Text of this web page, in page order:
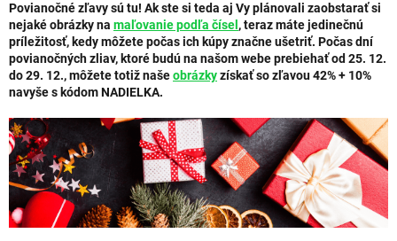
Povianočné zľavy sú tu! Ak ste si teda aj Vy plánovali zaobstarať si
nejaké obrázky na maľovanie podľa čísel , teraz máte jedinečnú
príležitosť, kedy môžete počas ich kúpy značne ušetriť. Počas dní
povianočných zliav, ktoré budú na našom webe prebiehať od 25. 12.
do 29. 12., môžete totiž našeobrázkyzískať so zľavou 42% + 10%
navyše s kódom NADIELKA.